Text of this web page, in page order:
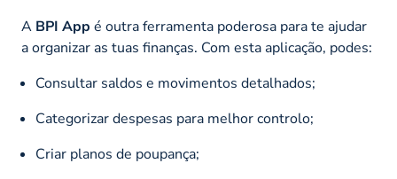
A BPI App é outra ferramenta poderosa para te ajudar
a organizar as tuas finanças. Com esta aplicação, podes:
Consultar saldos e movimentos detalhados;
Categorizar despesas para melhor controlo;
Criar planos de poupança;